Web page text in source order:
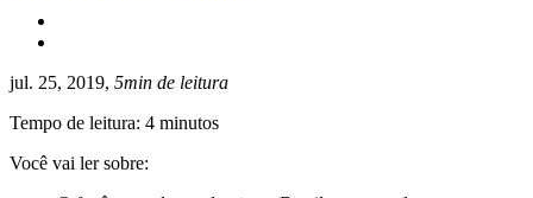
jul. 25, 2019, 5min de leitura
Tempo de leitura: 4 minutos
Você vai ler sobre: